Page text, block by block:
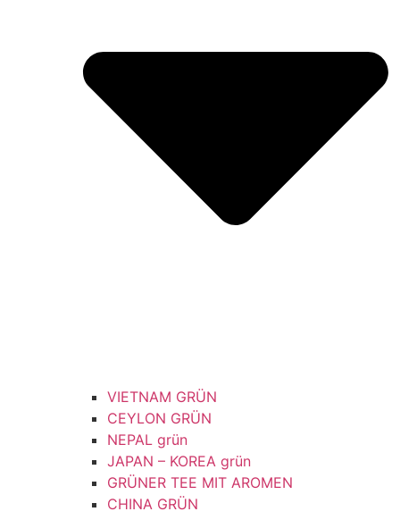
VIETNAM GRÜN
CEYLON GRÜN
NEPAL grün
JAPAN – KOREA grün
GRÜNER TEE MIT AROMEN
CHINA GRÜN